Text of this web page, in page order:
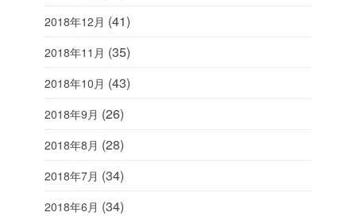
2018年12月 (41)
2018年11月 (35)
2018年10月 (43)
2018年9月 (26)
2018年8月 (28)
2018年7月 (34)
2018年6月 (34)